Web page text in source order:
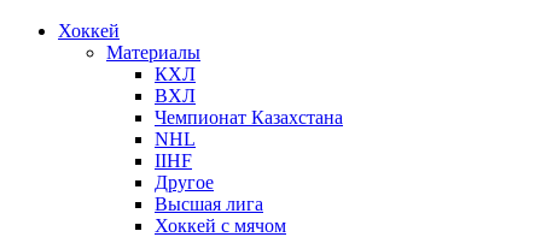
Хоккей
Материалы
КХЛ
ВХЛ
Чемпионат Казахстана
NHL
IIHF
Другое
Высшая лига
Хоккей с мячом